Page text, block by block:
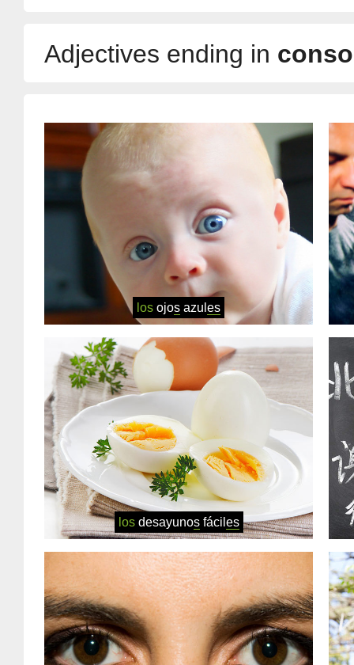
Adjectives ending in
los ojos azul es
los desayunosfácil es